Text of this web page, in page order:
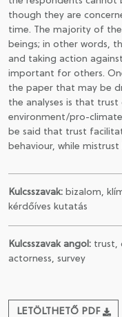
though they are
time. The majority of
beings; in other words,
and taking action
important for others.
the paper that may be
the analyses is that
environment/pro-
be said that trust
behaviour, while mistrust
Kulcsszavak: bizalom,
kérdőíves kutatás
Kulcsszavak angol: trust,
actorness, survey
LETÖLTHETŐ PDF